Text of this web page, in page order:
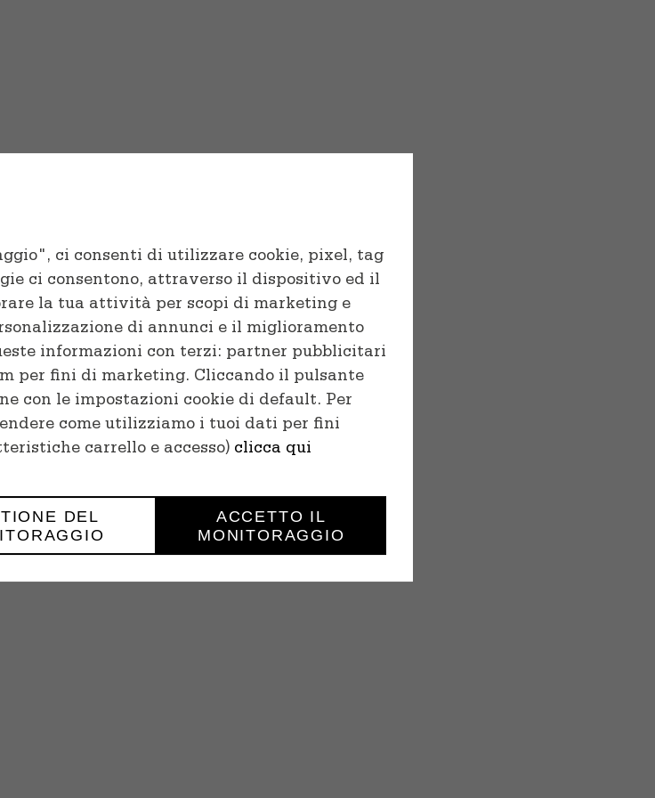
ci consenti di utilizzare cookie, pixel, tag
ci consentono, attraverso il dispositivo ed il
la tua attività per scopi di marketing e
di annunci e il miglioramento
informazioni con terzi: partner pubblicitari
per fini di marketing. Cliccando il pulsante
con le impostazioni cookie di default. Per
come utilizziamo i tuoi dati per fini
carrello e accesso) clicca qui
DEL
ACCETTO IL
MONITORAGGIO